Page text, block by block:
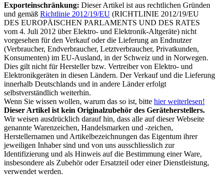
Exporteinschränkung: Dieser Artikel ist aus rechtlichen Gründen
und gemäß Richtlinie 2012/19/EU (RICHTLINIE 2012/19/EU
DES EUROPÄISCHEN PARLAMENTS UND DES RATES
vom 4. Juli 2012 über Elektro- und Elektronik-Altgeräte) nicht
vorgesehen für den Verkauf oder die Lieferung an Endnutzer
(Verbraucher, Endverbraucher, Letztverbraucher, Privatkunden,
Konsumenten) im EU-Ausland, in der Schweiz und in Norwegen.
Dies gilt nicht für Hersteller bzw. Vertreiber von Elektro- und
Elektronikgeräten in diesen Ländern. Der Verkauf und die Lieferung
innerhalb Deutschlands und in andere Länder erfolgt
selbstverständlich weiterhin.
Wenn Sie wissen wollen, warum das so ist, bitte hier weiterlesen!
Dieser Artikel ist kein Originalzubehör des Geräteherstellers.
Wir weisen ausdrücklich darauf hin, dass alle auf dieser Webseite
genannte Warenzeichen, Handelsmarken und -zeichen,
Herstellernamen und Artikelbezeichnungen das Eigentum ihrer
jeweiligen Inhaber sind und von uns ausschliesslich zur
Identifizierung und als Hinweis auf die Bestimmung einer Ware,
insbesondere als Zubehör oder Ersatzteil oder einer Dienstleistung,
verwendet werden.